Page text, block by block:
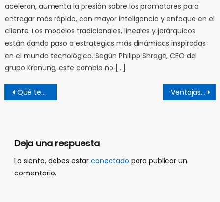
aceleran, aumenta la presión sobre los promotores para
entregar más rápido, con mayor inteligencia y enfoque en el
cliente. Los modelos tradicionales, lineales y jerárquicos
están dando paso a estrategias más dinámicas inspiradas
en el mundo tecnológico. Según Philipp Shrage, CEO del
grupo Kronung, este cambio no […]
Navegación
de
Qué tener en cuenta al comprar un departamento Ventajas y características de la promoción de marca
Deja una respuesta
Lo siento, debes estar conectado para publicar un
comentario.